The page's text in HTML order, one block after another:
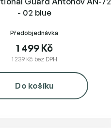
- 02 blue
Předobjednávka
1 239 Kč bez DPH
1 499 Kč
Do košíku